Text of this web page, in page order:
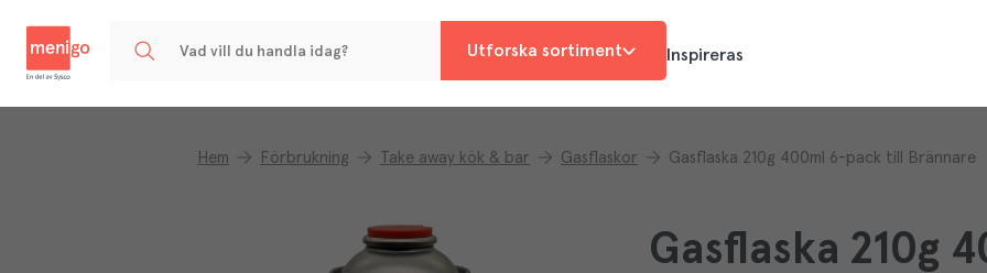
Utforska sortiment Inspireras
Hem Förbrukning Take away kök & bar Gasflaskor Gasflaska 210g 400ml 6-pack till Brännare
Gasflaska 210g